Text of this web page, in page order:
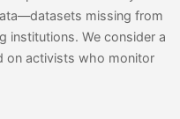
missing from
institutions. We consider a
on activists who monitor